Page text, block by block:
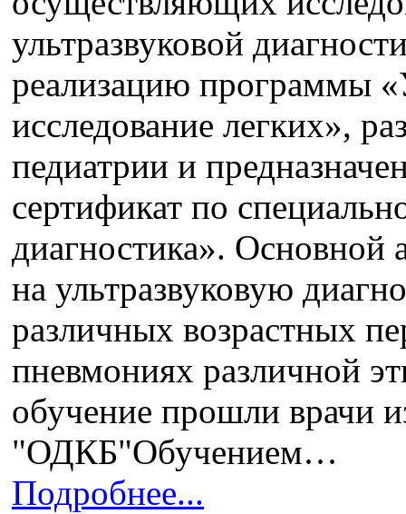
ультразвуковой
реализацию программы​
исследование легких»,
педиатрии и
сертификат по
диагностика». Основной
на ультразвуковую
различных возрастных
пневмониях различной
обучение прошли
"ОДКБ"Обучением…
Подробнее...